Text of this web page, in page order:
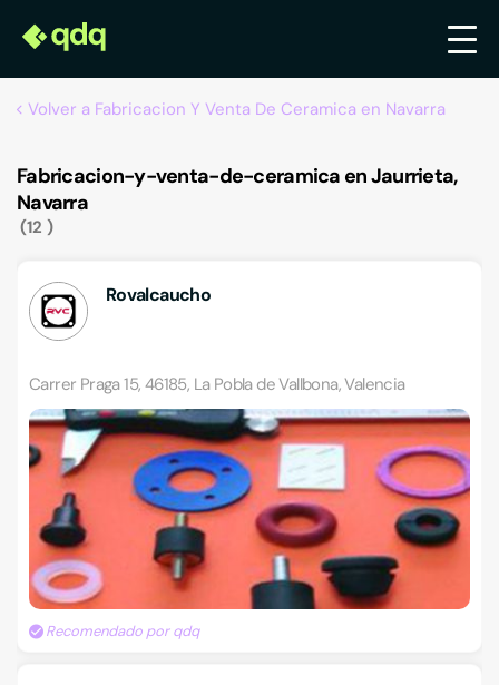
Volver a Fabricacion Y Venta De Ceramica en Navarra
Fabricacion-y-venta-de-ceramica en Jaurrieta,
Navarra
12
Rovalcaucho
Carrer Praga 15, 46185, La Pobla de Vallbona, Valencia
Recomendado por qdq